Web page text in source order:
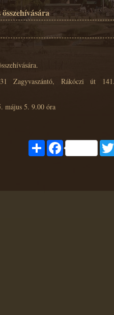
Zagyvaszántó, Rákóczi út
május 5. 9.00 óra
Share Facebook